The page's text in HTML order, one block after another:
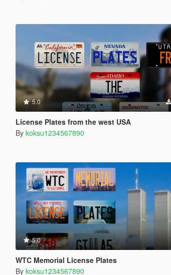
5.0
License Plates from the west USA
By koksu1234567890
5.0
WTC Memorial License Plates
By koksu1234567890